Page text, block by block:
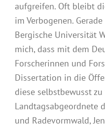
aufgreifen. Oft bleibt
im Verbogenen.
Bergische Universität
mich, dass mit dem
Forscherinnen und
Dissertation in die
diese selbstbewusst zu
Landtagsabgeordnete
und Radevormwald,